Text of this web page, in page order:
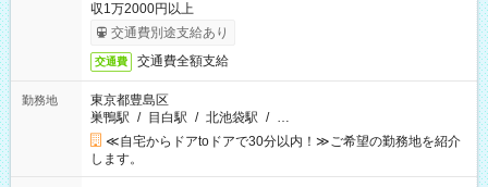
収1万2000円以上
交通費別途支給あり
交通費 交通費全額支給
勤務地
東京都豊島区
巣鴨駅 / 目白駅 / 北池袋駅 / …
≪自宅からドアtoドアで30分以内！≫ご希望の勤務地を紹介
します。